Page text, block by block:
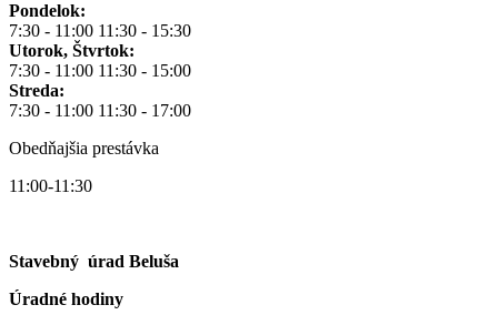
Pondelok:
7:30 - 11:00 11:30 - 15:30
Utorok, Štvrtok:
7:30 - 11:00 11:30 - 15:00
Streda:
7:30 - 11:00 11:30 - 17:00
Obedňajšia prestávka
11:00-11:30
Stavebný úrad Beluša
Úradné hodiny